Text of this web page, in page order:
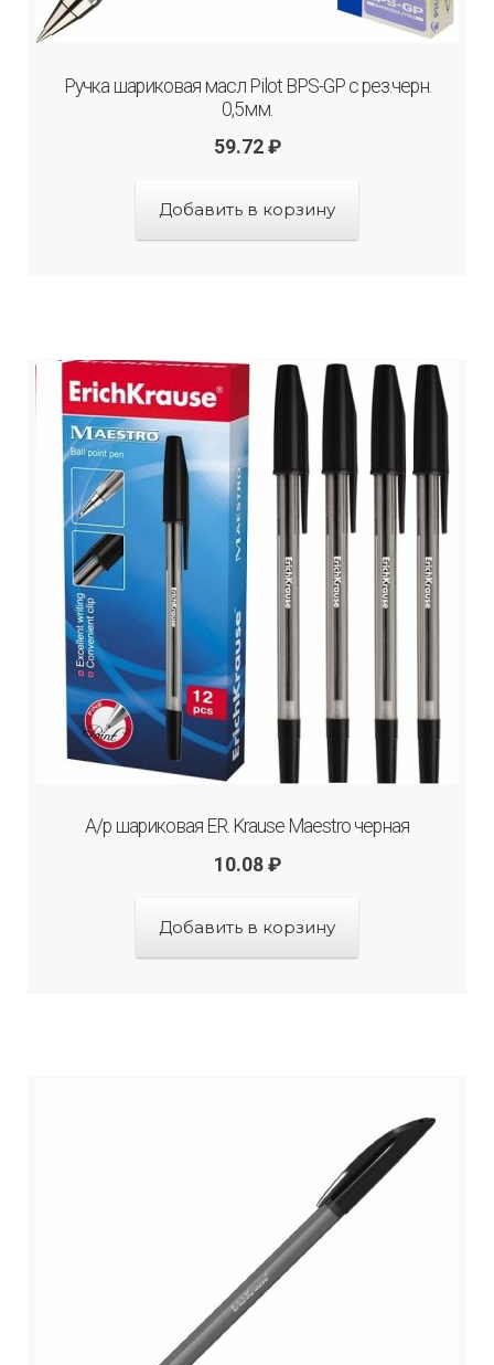
Ручка шариковая масл Pilot BPS-GP с рез.черн.
0,5мм.
59.72 ₽
Добавить в корзину
А/р шариковая ER. Krause Maestro черная
10.08 ₽
Добавить в корзину